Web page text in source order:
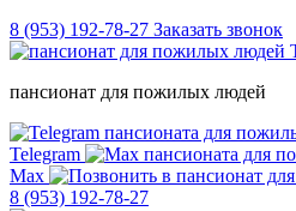
8 (953) 192-78-27 Заказать звонок
пансионат для пожилых людей
Telegram
Max
8 (953) 192-78-27